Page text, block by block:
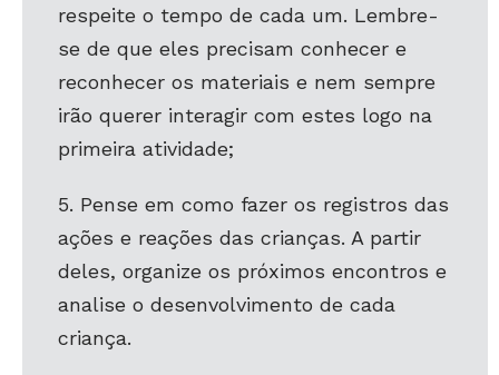
respeite o tempo de cada um. Lembre-
se de que eles precisam conhecer e
reconhecer os materiais e nem sempre
irão querer interagir com estes logo na
primeira atividade;
5. Pense em como fazer os registros das
ações e reações das crianças. A partir
deles, organize os próximos encontros e
analise o desenvolvimento de cada
criança.